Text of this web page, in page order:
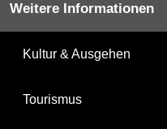
Weitere Informationen
Kultur & Ausgehen
Tourismus